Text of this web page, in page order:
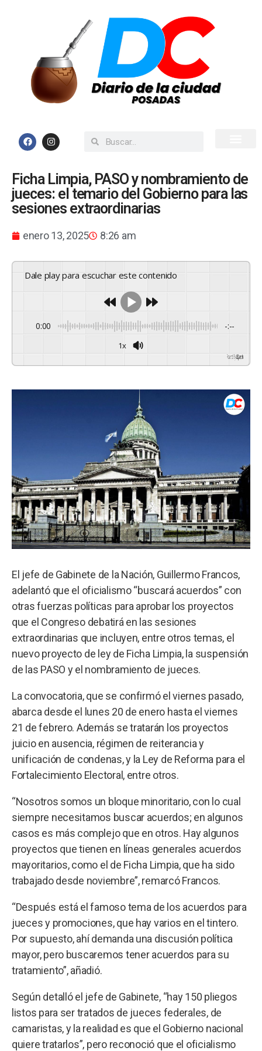
Ficha Limpia, PASO y nombramiento de
jueces: el temario del Gobierno para las
sesiones extraordinarias
enero 13, 2025 8:26 am
Dale play para escuchar este contenido
0:00 -:--
1x
GSpeech
El jefe de Gabinete de la Nación, Guillermo Francos,
adelantó que el oficialismo “buscará acuerdos” con
otras fuerzas políticas para aprobar los proyectos
que el Congreso debatirá en las sesiones
extraordinarias que incluyen, entre otros temas, el
nuevo proyecto de ley de Ficha Limpia, la suspensión
de las PASO y el nombramiento de jueces.
La convocatoria, que se confirmó el viernes pasado,
abarca desde el lunes 20 de enero hasta el viernes
21 de febrero. Además se tratarán los proyectos
juicio en ausencia, régimen de reiterancia y
unificación de condenas, y la Ley de Reforma para el
Fortalecimiento Electoral, entre otros.
“Nosotros somos un bloque minoritario, con lo cual
siempre necesitamos buscar acuerdos; en algunos
casos es más complejo que en otros. Hay algunos
proyectos que tienen en líneas generales acuerdos
mayoritarios, como el de Ficha Limpia, que ha sido
trabajado desde noviembre”, remarcó Francos.
“Después está el famoso tema de los acuerdos para
jueces y promociones, que hay varios en el tintero.
Por supuesto, ahí demanda una discusión política
mayor, pero buscaremos tener acuerdos para su
tratamiento”, añadió.
Según detalló el jefe de Gabinete, “hay 150 pliegos
listos para ser tratados de jueces federales, de
camaristas, y la realidad es que el Gobierno nacional
quiere tratarlos”, pero reconoció que el oficialismo